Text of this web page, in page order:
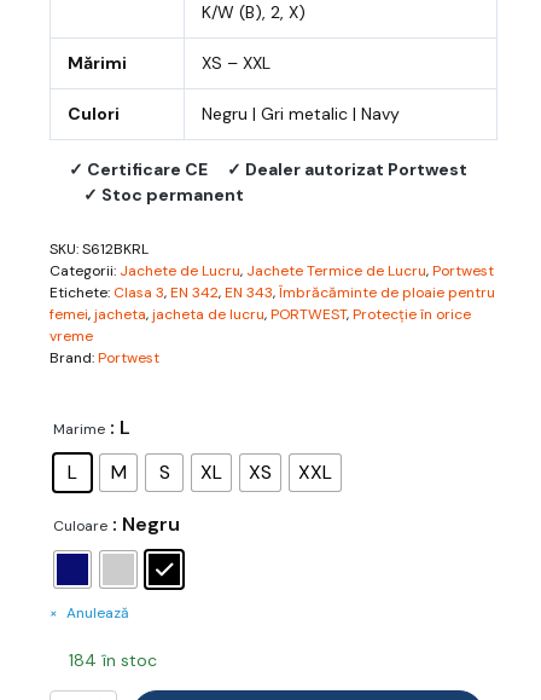
K/W (B), 2, X)
Mărimi XS – XXL
Culori Negru | Gri metalic | Navy
✓ Certificare CE
✓ Dealer autorizat Portwest
✓ Stoc permanent
SKU:S612BKRL
Categorii: Jachete de Lucru, Jachete Termice de Lucru,Portwest
Etichete: Clasa 3,EN 342,EN 343,Îmbrăcăminte de ploaie pentru
femei,jacheta,jacheta de lucru,PORTWEST,Protecție în orice
vreme
Brand:Portwest
Marime : L
L
M S XL XS XXL
Culoare : Negru
Anulează
184 în stoc